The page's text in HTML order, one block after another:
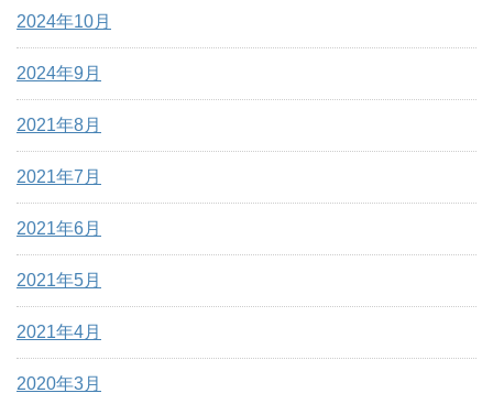
2024年10月
2024年9月
2021年8月
2021年7月
2021年6月
2021年5月
2021年4月
2020年3月